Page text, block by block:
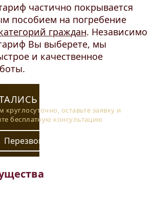
частично покрывается
пособием на погребение
граждан. Независимо
Вы выберете, мы
и качественное
ВОПРОСЫ?
оставьте заявку и
бесплатную консультацию
Перезвоните мне